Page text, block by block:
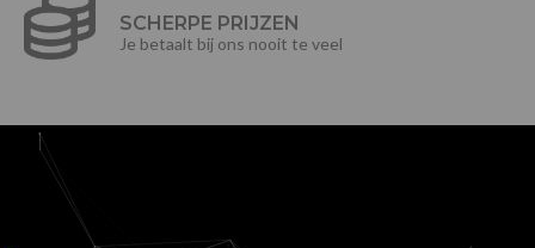
SCHERPE PRIJZEN
Je betaalt bij ons nooit te veel